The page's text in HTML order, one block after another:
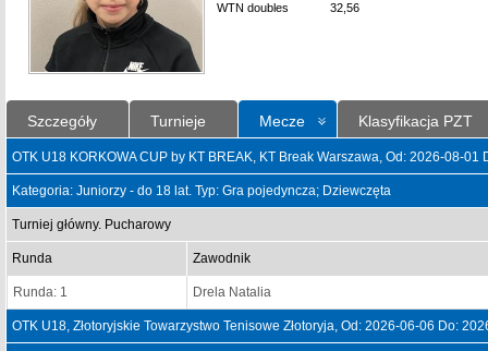
WTN doubles
32,56
Szczegóły Turnieje Mecze Klasyfikacja PZT
OTK U18 KORKOWA CUP by KT BREAK, KT Break Warszawa, Od: 2026-08-01
Kategoria: Juniorzy - do 18 lat. Typ: Gra pojedyncza; Dziewczęta
Turniej główny. Pucharowy
Runda Zawodnik
Runda: 1 Drela Natalia
OTK U18, Złotoryjskie Towarzystwo Tenisowe Złotoryja, Od: 2026-06-06 Do: